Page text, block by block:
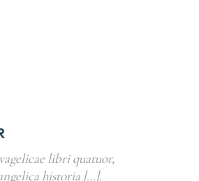
libri quatuor,
historia […].